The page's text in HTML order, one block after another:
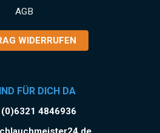
AGB
WIDERRUFEN
FÜR DICH DA
(0)6321 4846936